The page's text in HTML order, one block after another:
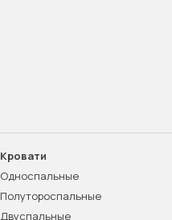
Кровати
Односпальные
Полутороспальные
Двуспальные